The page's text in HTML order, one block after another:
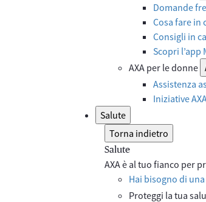
Domande
Cosa fare in
Consigli in
Scopri l’app
AXA per le donne
Assistenza
Iniziative
Salute
Torna indietro
Salute
AXA è al tuo fianco per
Hai bisogno di
Proteggi la tua